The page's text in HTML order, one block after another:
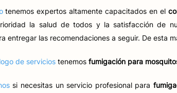
tenemos expertos altamente capacitados en el
la salud de todos y la satisfacción de
entregar las recomendaciones a seguir. De esta
de servicios tenemos fumigación para
si necesitas un servicio profesional para